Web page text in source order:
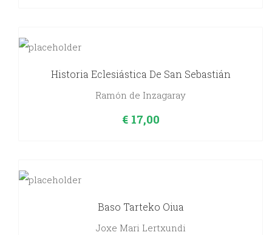
Historia Eclesiástica De San Sebastián
Ramón de Inzagaray
€17,00
Baso Tarteko Oiua
Joxe Mari Lertxundi